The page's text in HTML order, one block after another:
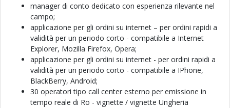
manager di conto dedicato con esperienza rilevante nel
campo;
applicazione per gli ordini su internet – per ordini rapidi a
validità per un periodo corto - compatibile a Internet
Explorer, Mozilla Firefox, Opera;
applicazione per gli ordini su internet - per ordini rapidi a
validità per un periodo corto - compatibile a IPhone,
BlackBerry, Android;
30 operatori tipo call center esterno per emissione in
tempo reale di Ro - vignette / vignette Ungheria